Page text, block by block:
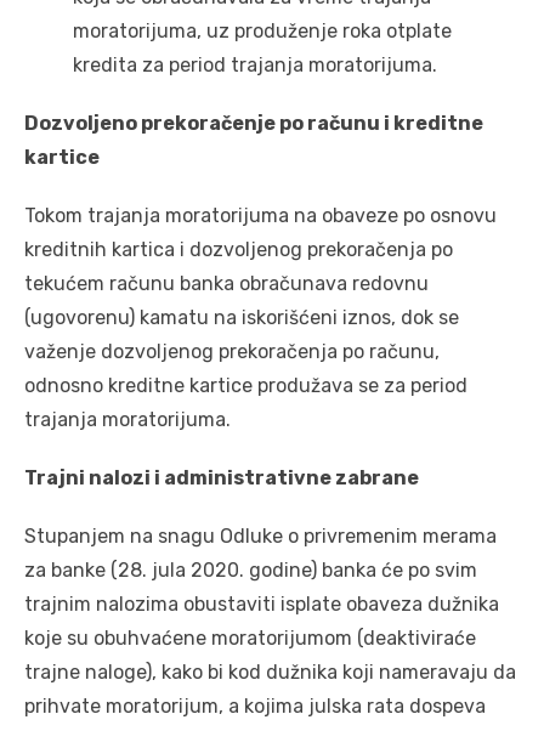
moratorijuma, uz produženje roka otplate
kredita za period trajanja moratorijuma.
Dozvoljeno prekoračenje po računu i kreditne
kartice
Tokom trajanja moratorijuma na obaveze po osnovu
kreditnih kartica i dozvoljenog prekoračenja po
tekućem računu banka obračunava redovnu
(ugovorenu) kamatu na iskorišćeni iznos, dok se
važenje dozvoljenog prekoračenja po računu,
odnosno kreditne kartice produžava se za period
trajanja moratorijuma.
Trajni nalozi i administrativne zabrane
Stupanjem na snagu Odluke o privremenim merama
za banke (28. jula 2020. godine) banka će po svim
trajnim nalozima obustaviti isplate obaveza dužnika
koje su obuhvaćene moratorijumom (deaktiviraće
trajne naloge), kako bi kod dužnika koji nameravaju da
prihvate moratorijum, a kojima julska rata dospeva